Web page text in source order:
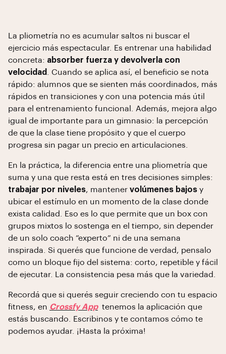
La pliometría no es acumular saltos ni buscar el
ejercicio más espectacular. Es entrenar una habilidad
concreta: absorber fuerza y devolverla con
velocidad
. Cuando se aplica así, el beneficio se nota
rápido: alumnos que se sienten más coordinados, más
rápidos en transiciones y con una potencia más útil
para el entrenamiento funcional. Además, mejora algo
igual de importante para un gimnasio: la percepción
de que la clase tiene propósito y que el cuerpo
progresa sin pagar un precio en articulaciones.
En la práctica, la diferencia entre una pliometría que
suma y una que resta está en tres decisiones simples:
trabajar por niveles, mantener volúmenes bajos y
ubicar el estímulo en un momento de la clase donde
exista calidad. Eso es lo que permite que un box con
grupos mixtos lo sostenga en el tiempo, sin depender
de un solo coach “experto” ni de una semana
inspirada. Si querés que funcione de verdad, pensalo
como un bloque fijo del sistema: corto, repetible y fácil
de ejecutar. La consistencia pesa más que la variedad.
Recordá que si querés seguir creciendo con tu espacio
fitness, en Crossfy Apptenemos la aplicación que
estás buscando. Escribinos y te contamos cómo te
podemos ayudar. ¡Hasta la próxima!